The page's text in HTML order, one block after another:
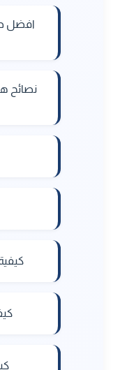
افضل
نصائح